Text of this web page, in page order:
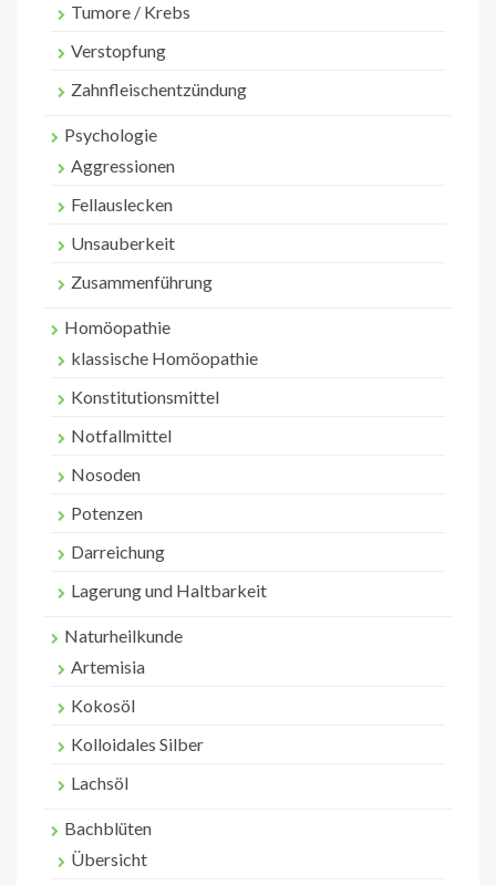
Tumore / Krebs
Verstopfung
Zahnfleischentzündung
Psychologie
Aggressionen
Fellauslecken
Unsauberkeit
Zusammenführung
Homöopathie
klassische Homöopathie
Konstitutionsmittel
Notfallmittel
Nosoden
Potenzen
Darreichung
Lagerung und Haltbarkeit
Naturheilkunde
Artemisia
Kokosöl
Kolloidales Silber
Lachsöl
Bachblüten
Übersicht